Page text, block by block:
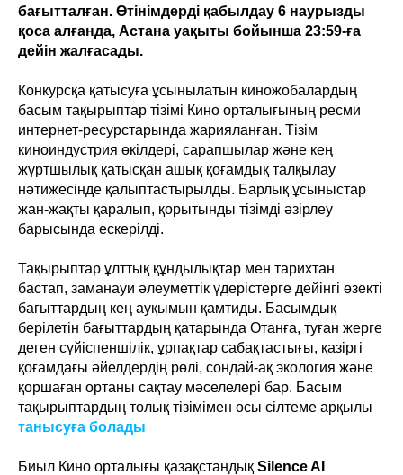
бағытталған. Өтінімдерді қабылдау 6 наурызды
қоса алғанда, Астана уақыты бойынша 23:59-ға
дейін жалғасады.
Конкурсқа қатысуға ұсынылатын киножобалардың
басым тақырыптар тізімі Кино орталығының ресми
интернет-ресурстарында жарияланған. Тізім
киноиндустрия өкілдері, сарапшылар және кең
жұртшылық қатысқан ашық қоғамдық талқылау
нәтижесінде қалыптастырылды. Барлық ұсыныстар
жан-жақты қаралып, қорытынды тізімді әзірлеу
барысында ескерілді.
Тақырыптар ұлттық құндылықтар мен тарихтан
бастап, заманауи әлеуметтік үдерістерге дейінгі өзекті
бағыттардың кең ауқымын қамтиды. Басымдық
берілетін бағыттардың қатарында Отанға, туған жерге
деген сүйіспеншілік, ұрпақтар сабақтастығы, қазіргі
қоғамдағы әйелдердің рөлі, сондай-ақ экология және
қоршаған ортаны сақтау мәселелері бар. Басым
тақырыптардың толық тізімімен осы сілтеме арқылы
танысуға болады
Биыл Кино орталығы қазақстандық Silence AI